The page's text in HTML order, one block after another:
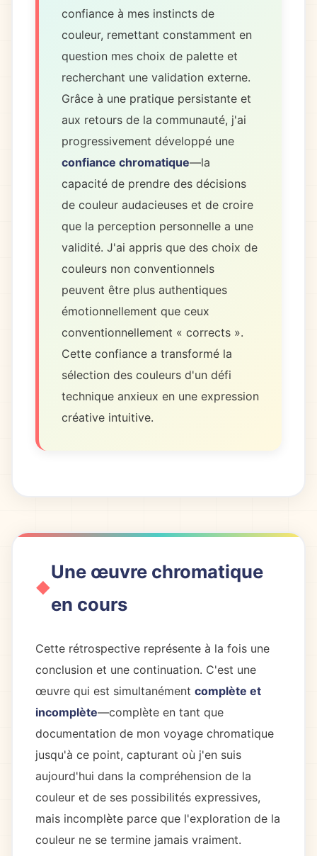
confiance à mes instincts de
couleur, remettant constamment en
question mes choix de palette et
recherchant une validation externe.
Grâce à une pratique persistante et
aux retours de la communauté, j'ai
progressivement développé une
confiance chromatique—la
capacité de prendre des décisions
de couleur audacieuses et de croire
que la perception personnelle a une
validité. J'ai appris que des choix de
couleurs non conventionnels
peuvent être plus authentiques
émotionnellement que ceux
conventionnellement « corrects ».
Cette confiance a transformé la
sélection des couleurs d'un défi
technique anxieux en une expression
créative intuitive.
Une œuvre chromatique
en cours
Cette rétrospective représente à la fois une
conclusion et une continuation. C'est une
œuvre qui est simultanément complète et
incomplète—complète en tant que
documentation de mon voyage chromatique
jusqu'à ce point, capturant où j'en suis
aujourd'hui dans la compréhension de la
couleur et de ses possibilités expressives,
mais incomplète parce que l'exploration de la
couleur ne se termine jamais vraiment.